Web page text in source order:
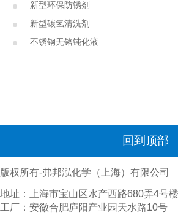
新型环保防锈剂
新型碳氢清洗剂
不锈钢无铬钝化液
回到顶部
版权所有-弗邦泓化学（上海）有限公司
地址：上海市宝山区水产西路680弄4号
工厂：安徽合肥庐阳产业园天水路10号